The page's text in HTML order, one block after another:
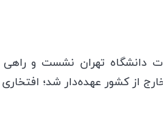
دانشگاه تهران نشست و
از کشور عهده‌دار شد؛